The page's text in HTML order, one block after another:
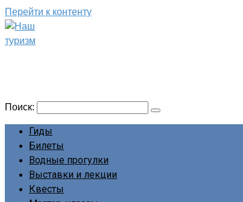
Перейти к контенту
Поиск:
Гиды
Билеты
Водные прогулки
Выставки и лекции
Квесты